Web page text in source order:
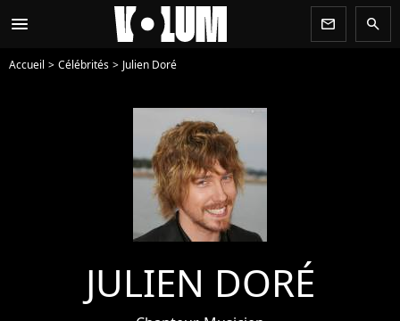
menu newsletter search
Accueil Célébrités Julien Doré
JULIEN DORÉ